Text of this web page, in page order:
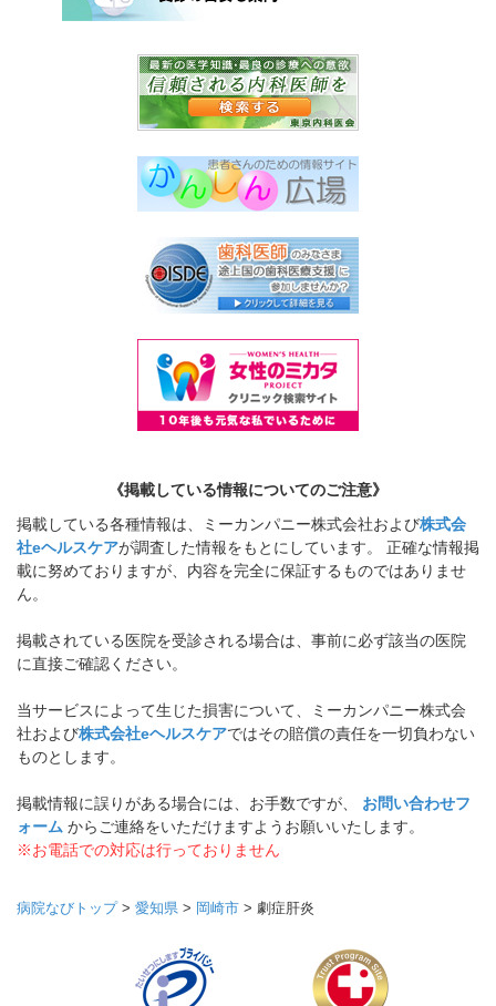
《掲載している情報についてのご注意》
掲載している各種情報は、ミーカンパニー株式会社および株式会
社eヘルスケアが調査した情報をもとにしています。 正確な情報掲
載に努めておりますが、内容を完全に保証するものではありませ
ん。
掲載されている医院を受診される場合は、事前に必ず該当の医院
に直接ご確認ください。
当サービスによって生じた損害について、ミーカンパニー株式会
社および株式会社eヘルスケアではその賠償の責任を一切負わない
ものとします。
掲載情報に誤りがある場合には、お手数ですが、 お問い合わせフ
ォーム からご連絡をいただけますようお願いいたします。
※お電話での対応は行っておりません
病院なびトップ> 愛知県 > 岡崎市 > 劇症肝炎